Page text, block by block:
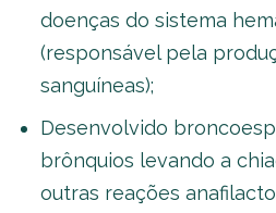
doenças do sistema
(responsável pela
sanguíneas);
Desenvolvido
brônquios levando a
outras reações